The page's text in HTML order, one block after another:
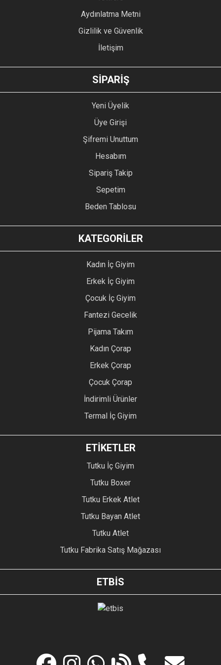
GÖNDER
Aydınlatma Metni
Gizlilik ve Güvenlik
İletişim
SİPARİŞ
Yeni Üyelik
Üye Girişi
Şifremi Unuttum
Hesabım
Sipariş Takip
Sepetim
Beden Tablosu
KATEGORİLER
Kadın İç Giyim
Erkek İç Giyim
Çocuk İç Giyim
Fantezi Gecelik
Pijama Takım
Kadın Çorap
Erkek Çorap
Çocuk Çorap
İndirimli Ürünler
Termal İç Giyim
ETİKETLER
Tutku İç Giyim
Tutku Boxer
Tutku Erkek Atlet
Tutku Bayan Atlet
Tutku Atlet
Tutku Fabrika Satış Mağazası
ETBİS